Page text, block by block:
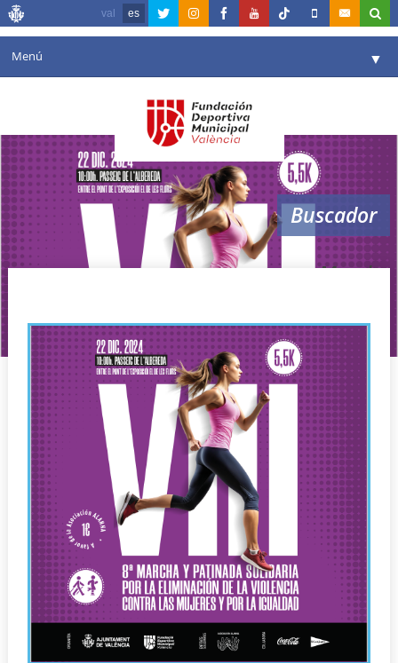
val es
Menú ▼
Agenda
Instalaciones ▼
Comunicación ▼
Valencia en deporte ▼
Reservas
Buscador
Marcha